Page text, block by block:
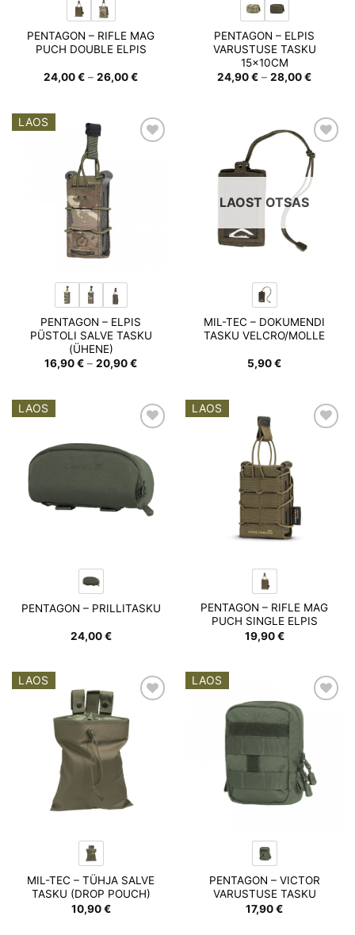
PENTAGON – RIFLE MAG
PUCH DOUBLE ELPIS
24,00€ – 26,00€Hinnavahemik:
PENTAGON – ELPIS
VARUSTUSE TASKU
15x10CM
24,90€ – 28,00€
LAOS
PENTAGON – ELPIS
PÜSTOLI SALVE TASKU
(ÜHENE)
16,90€ – 20,90€Hinnavahemik:
Add to
wishlist
LAOST OTSAS
MIL-TEC – DOKUMENDI
TASKU VELCRO/MOLLE
5,90€
LAOS
wishlist
PENTAGON – PRILLITASKU
24,00€
LAOS
PENTAGON – RIFLE MAG
PUCH SINGLE ELPIS
19,90€
LAOS
wishlist
MIL-TEC – TÜHJA SALVE
TASKU (DROP POUCH)
10,90€
LAOS
PENTAGON – VICTOR
VARUSTUSE TASKU
17,90€